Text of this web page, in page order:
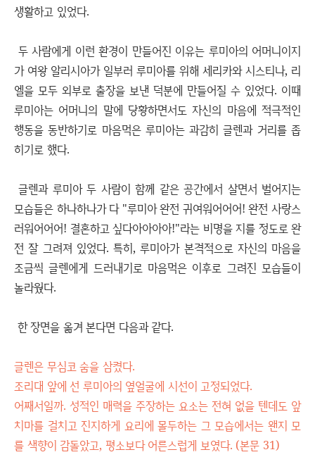
생활하고 있었다.
두 사람에게 이런 환경이 만들어진 이유는 루미아의 어머니이지
가 여왕 알리시아가 일부러 루미아를 위해 세리카와 시스티나, 리
엘을 모두 외부로 출장을 보낸 덕분에 만들어질 수 있었다. 이때
루미아는 어머니의 말에 당황하면서도 자신의 마음에 적극적인
행동을 동반하기로 마음먹은 루미아는 과감히 글렌과 거리를 좁
히기로 했다.
글렌과 루미아 두 사람이 함께 같은 공간에서 살면서 벌어지는
모습들은 하나하나가 다 "루미아 완전 귀여워어어어! 완전 사랑스
러워어어어! 결혼하고 싶다아아아아!"라는 비명을 지를 정도로 완
전 잘 그려져 있었다. 특히, 루미아가 본격적으로 자신의 마음을
조금씩 글렌에게 드러내기로 마음먹은 이후로 그려진 모습들이
놀라웠다.
한 장면을 옮겨 본다면 다음과 같다.
글렌은 무심코 숨을 삼켰다.
조리대 앞에 선 루미아의 옆얼굴에 시선이 고정되었다.
어째서일까. 성적인 매력을 주장하는 요소는 전혀 없을 텐데도 앞
치마를 걸치고 진지하게 요리에 몰두하는 그 모습에서는 왠지 모
를 색향이 감돌았고, 평소보다 어른스럽게 보였다. (본문 31)